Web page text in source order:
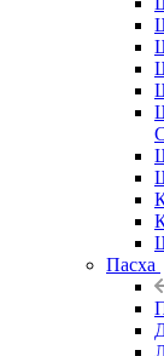
Пасха